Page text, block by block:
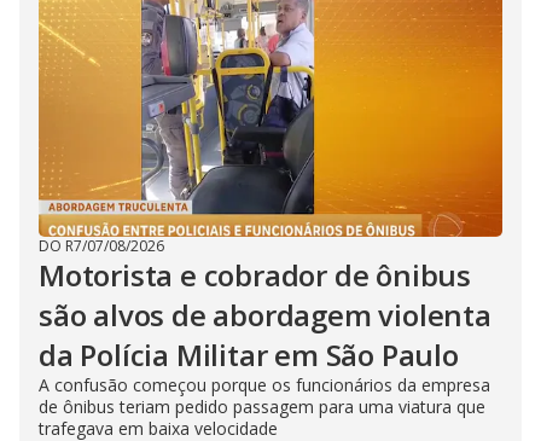
DO R7/07/08/2026
Motorista e cobrador de ônibus
são alvos de abordagem violenta
da Polícia Militar em São Paulo
A confusão começou porque os funcionários da empresa
de ônibus teriam pedido passagem para uma viatura que
trafegava em baixa velocidade